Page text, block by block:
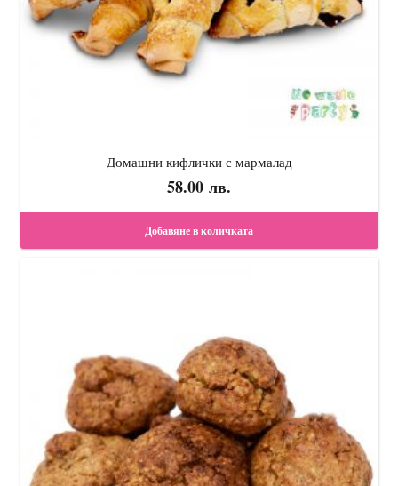
Домашни кифлички с мармалад
58.00 лв.
Добавяне в количката